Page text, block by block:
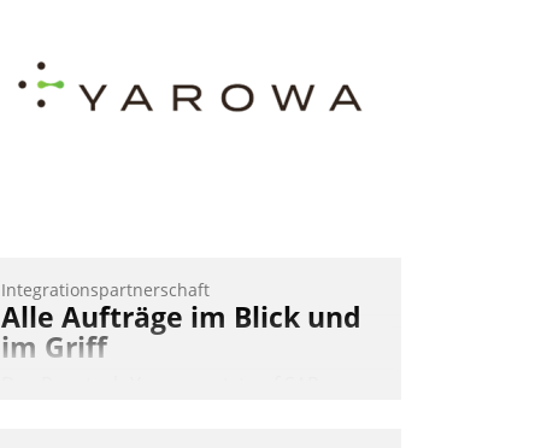
automatisiert, vollständig und auf
Wunsch über mehrere zuvor festgelegte
Integrationspartnerschaft
Alle Aufträge im Blick und
im Griff